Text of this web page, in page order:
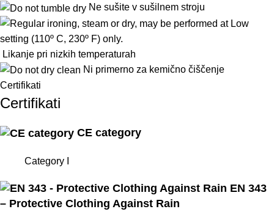
Ne sušite v sušilnem stroju
Likanje pri nizkih temperaturah
Ni primerno za kemično čiščenje
Certifikati
Certifikati
CE category
Category I
EN 343
– Protective Clothing Against Rain